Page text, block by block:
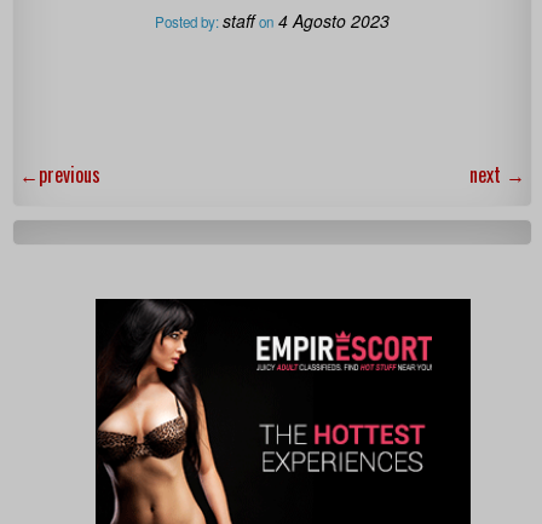
Posted by:staff on 4 Agosto 2023
←previous next →